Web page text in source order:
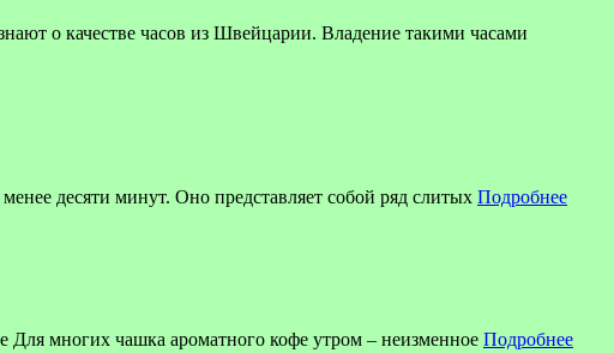
часов из Швейцарии. Владение такими часами
десяти минут. Оно представляет собой ряд слитых Подробнее
многих чашка ароматного кофе утром – неизменное Подробнее